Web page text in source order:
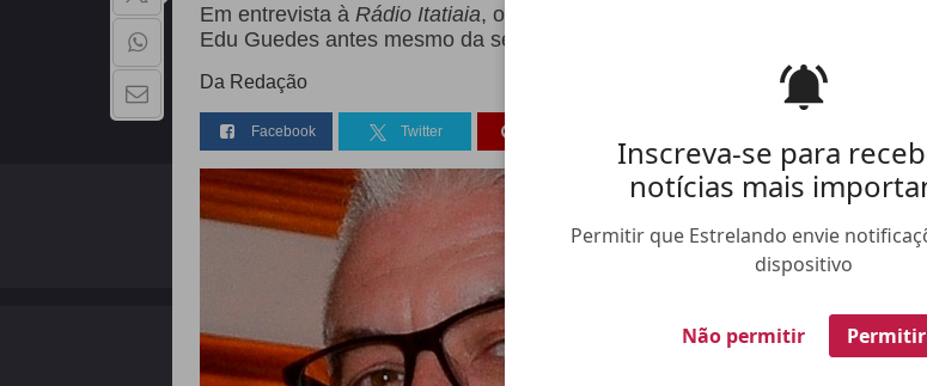
Inscreva-se para
notícias mais
Permitir que Estrelando envie
dispositivo
Não permitir Permitir
Em entrevista à Rádio Itatiaia, o empresário falou que a apresentadora
Edu Guedes antes mesmo da separação
Da Redação
Facebook Twitter
QUEM SOMOS FALE CONOSCO ANUNCIE NO ESTRELANDO
Copyright - 2026 | Todos os direitos reservados